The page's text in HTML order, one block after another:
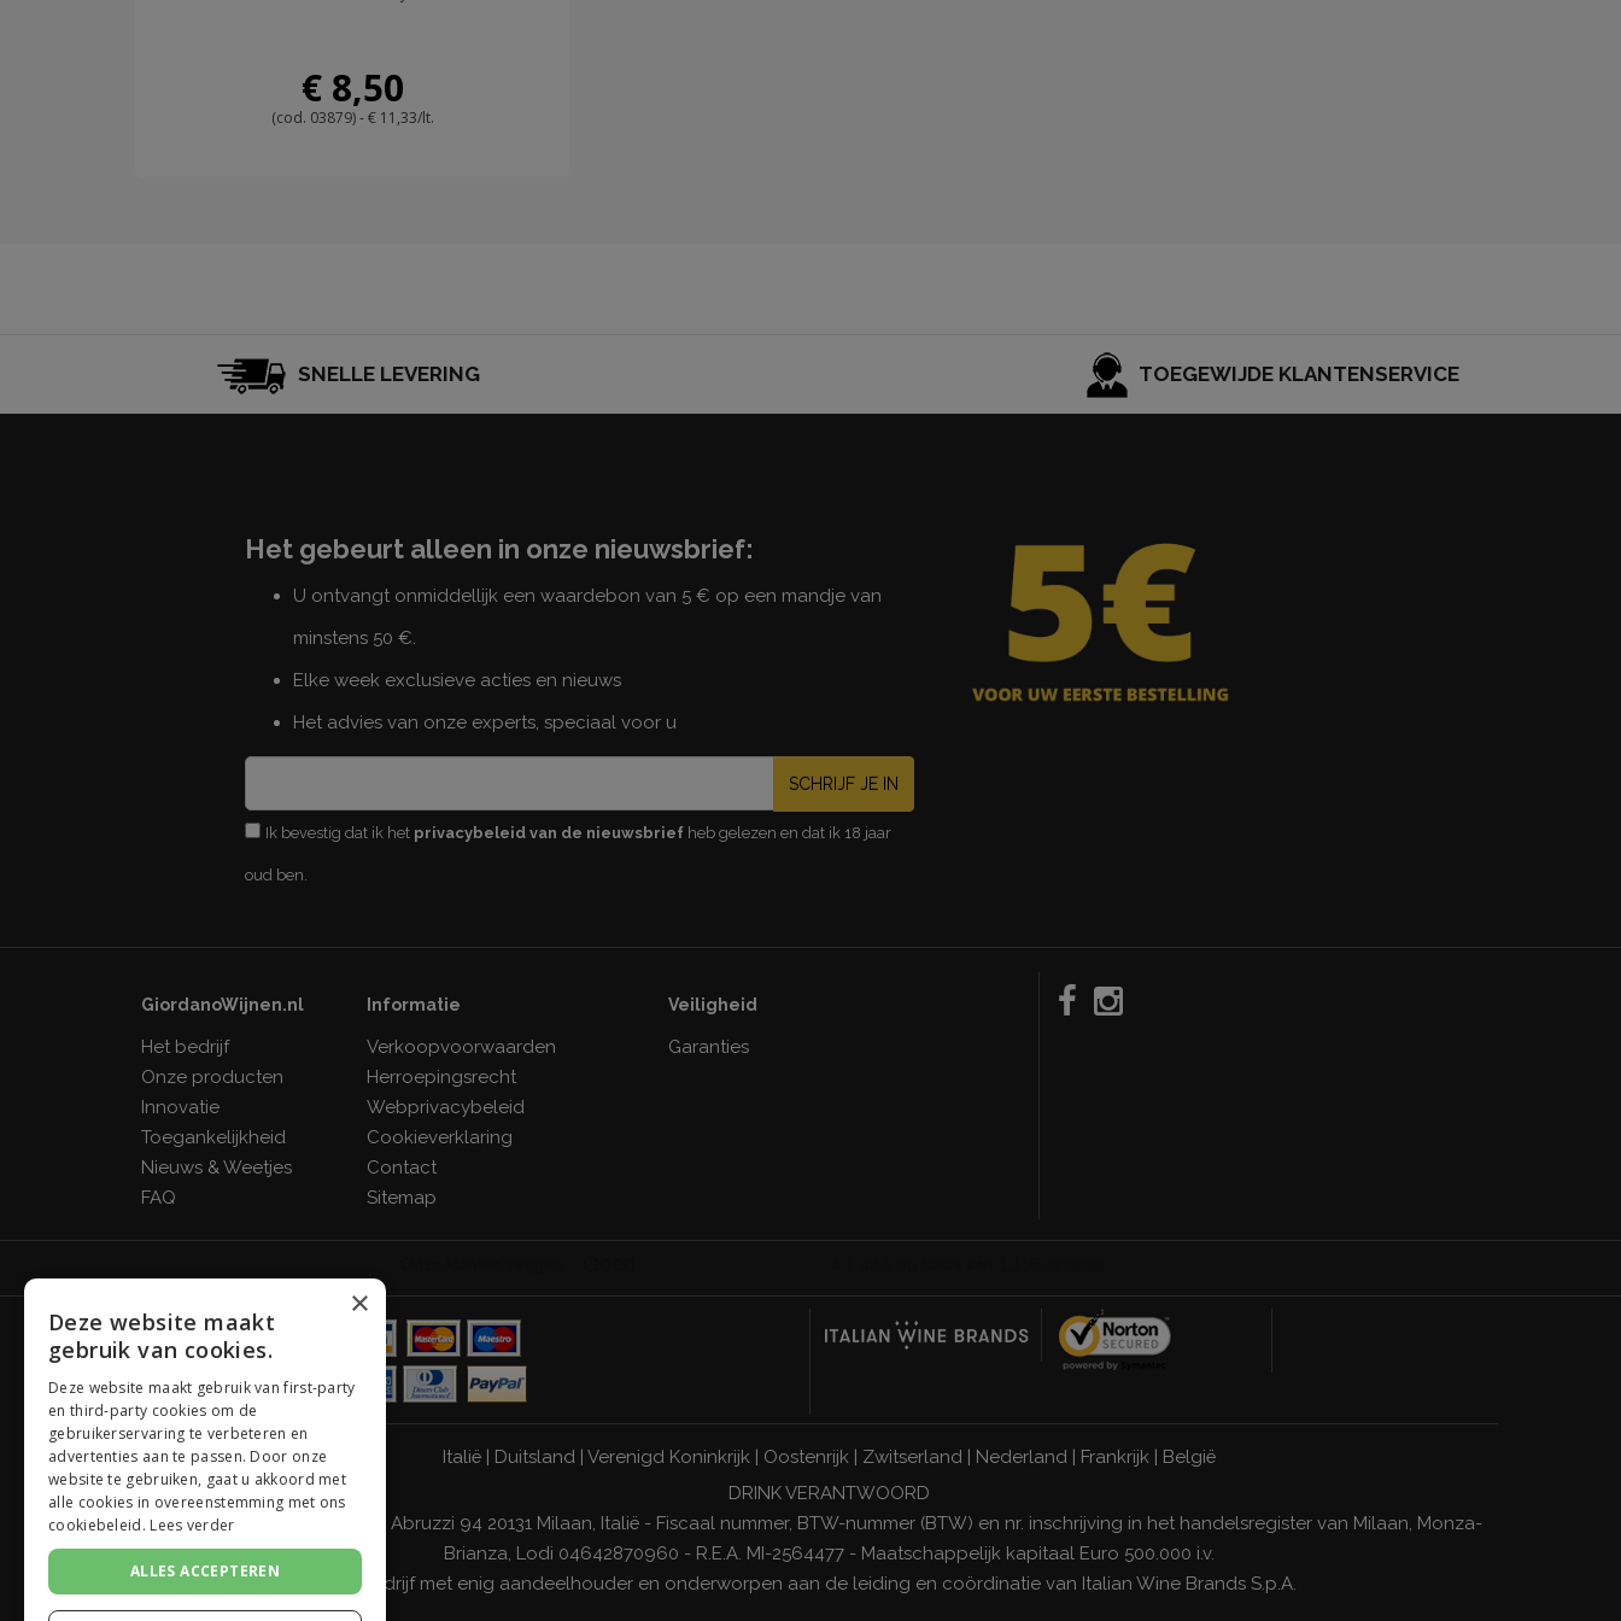
€ 8,50
(cod. 03879) - € 11,33/lt.
SNELLE LEVERING TOEGEWIJDE KLANTENSERVICE
Het gebeurt alleen in onze nieuwsbrief:
U ontvangt onmiddellijk een waardebon van 5 € op een mandje van
minstens 50 €.
Elke week exclusieve acties en nieuws
Het advies van onze experts, speciaal voor u
SCHRIJF JE IN
Ik bevestig dat ik het privacybeleid van de nieuwsbriefheb gelezen en dat ik 18 jaar
oud ben.
GiordanoWijnen.nl
Het bedrijf
Onze producten
Innovatie
Toegankelijkheid
Nieuws & Weetjes
FAQ
Informatie
Verkoopvoorwaarden
Herroepingsrecht
Webprivacybeleid
Cookieverklaring
Contact
Sitemap
Veiligheid
Garanties
Italië| Duitsland| Verenigd Koninkrijk| Oostenrijk| Zwitserland| Nederland| Frankrijk| België
DRINK VERANTWOORD
Giordano Vini S.p.A. Viale Abruzzi 94 20131 Milaan, Italië - Fiscaal nummer, BTW-nummer (BTW) en nr. inschrijving in het handelsregister van Milaan, Monza-
Brianza, Lodi 04642870960 - R.E.A. MI-2564477 - Maatschappelijk kapitaal Euro 500.000 i.v.
Bedrijf met enig aandeelhouder en onderworpen aan de leiding en coördinatie van Italian Wine Brands S.p.A.
×
Deze website maakt
gebruik van cookies.
Deze website maakt gebruik van first-party
en third-party cookies om de
gebruikerservaring te verbeteren en
advertenties aan te passen. Door onze
website te gebruiken, gaat u akkoord met
alle cookies in overeenstemming met ons
cookiebeleid. Lees verder
ALLES ACCEPTEREN